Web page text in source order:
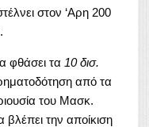
στον ‘Αρη 200
φθάσει τα 10 δισ.
από τα
του Μασκ.
την αποίκιση